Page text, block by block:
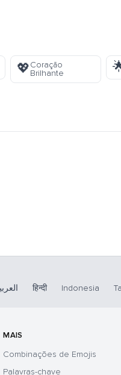
💖Coração
Brilhante
हिन्दी Indonesia
MAIS
Combinações de Emojis
Palavras-chave